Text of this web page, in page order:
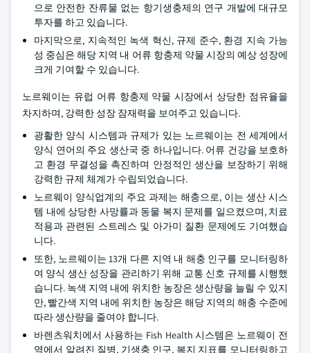
으로 안전한 잔류물 없는 항기생충제의 연구 개발에 대규모
투자를 하고 있습니다.
마지막으로, 지속적인 녹색 혁신, 규제 준수, 환경 지속 가능
성 중심은 해당 지역 내 어류 항충제 약물 시장의 예상 성장에
크게 기여할 수 있습니다.
노르웨이는 유럽 어류 항충제 약물 시장에서 상당한 점유율을
차지하며, 강력한 성장 잠재력을 보여주고 있습니다.
광활한 양식 시스템과 규제가 있는 노르웨이는 전 세계에서
양식 연어의 주요 생산국 중 하나입니다. 어류 건강을 보호하
고 환경 무결성을 촉진하며 안정적인 생산을 보장하기 위해
강력한 규제 체계가 수립되었습니다.
노르웨이 양식업계의 주요 과제는 해충으로, 이는 생산 시스
템 내에 상당한 사망률과 동물 복지 문제를 일으켰으며, 치료
적용과 관련된 스트레스 및 아가미 질환 문제에도 기여했습
니다.
또한, 노르웨이는 13개 다른 지역 내 해충 인구를 모니터링하
여 양식 생산 성장을 관리하기 위해 교통 신호 규제를 시행했
습니다. 녹색 지역 내에 위치한 농장은 생산량을 늘릴 수 있지
만, 빨간색 지역 내에 위치한 농장은 해당 지역의 해충 수준에
따라 생산량을 줄여야 합니다.
바렌츠워치에서 사용하는 Fish Health 시스템은 노르웨이 전
역에서 알려진 질병, 기생충 인구, 복지 지표를 모니터링하고